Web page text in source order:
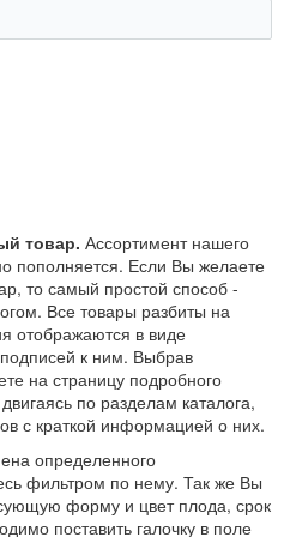
товар. Ассортимент нашего
пополняется. Если Вы желаете
то самый простой способ -
Все товары разбиты на
отображаются в виде
к ним. Выбрав
на страницу подробного
по разделам каталога,
с краткой информацией о них.
определенного
фильтром по нему. Так же Вы
форму и цвет плода, срок
поставить галочку в поле